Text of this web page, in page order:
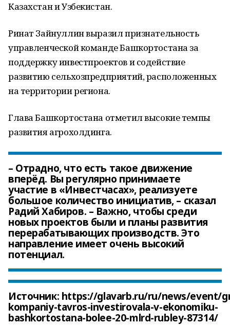
Казахстан и Узбекистан.
Ринат Зайнуллин выразил признательность
управленческой команде Башкортостана за
поддержку инвестпроектов и содействие
развитию сельхозпредприятий, расположенных
на территории региона.
Глава Башкортостана отметил высокие темпы
развития агрохолдинга.
– Отрадно, что есть такое движение
вперёд. Вы регулярно принимаете
участие в «Инвестчасах», реализуете
большое количество инициатив, – сказал
Радий Хабиров. – Важно, чтобы среди
новых проектов были и планы развития
перерабатывающих производств. Это
направление имеет очень высокий
потенциал.
Источник: https://glavarb.ru/ru/news/event/
kompaniy-tavros-investirovala-v-ekonomiku-
bashkortostana-bolee-20-mlrd-rubley-87314/